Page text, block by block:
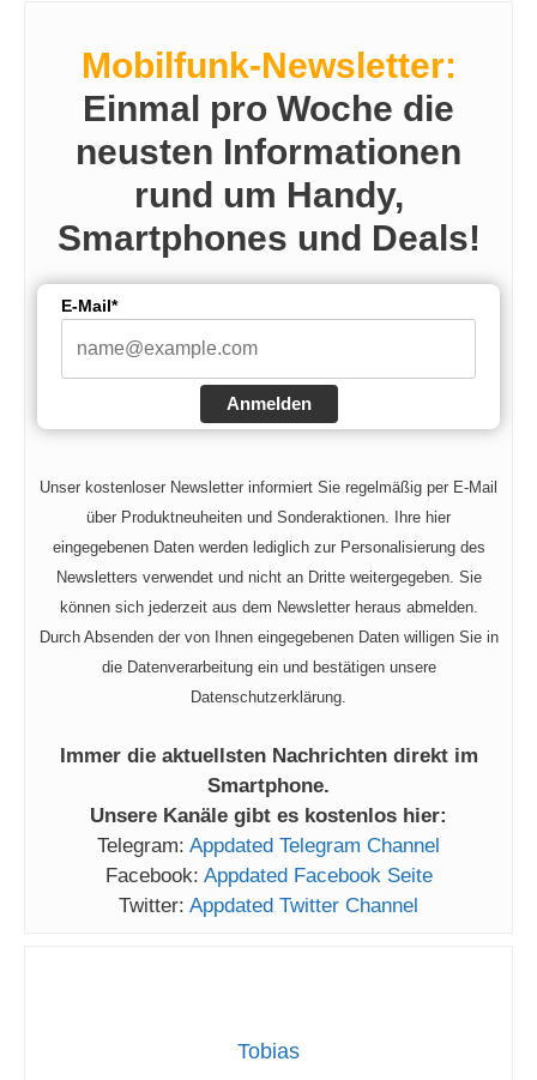
Mobilfunk-Newsletter:
Einmal pro Woche die
neusten Informationen
rund um Handy,
Smartphones und Deals!
E-Mail*
Anmelden
Unser kostenloser Newsletter informiert Sie regelmäßig per E-Mail
über Produktneuheiten und Sonderaktionen. Ihre hier
eingegebenen Daten werden lediglich zur Personalisierung des
Newsletters verwendet und nicht an Dritte weitergegeben. Sie
können sich jederzeit aus dem Newsletter heraus abmelden.
Durch Absenden der von Ihnen eingegebenen Daten willigen Sie in
die Datenverarbeitung ein und bestätigen unsere
Datenschutzerklärung.
Immer die aktuellsten Nachrichten direkt im
Smartphone.
Unsere Kanäle gibt es kostenlos hier:
Telegram: Appdated Telegram Channel
Facebook: Appdated Facebook Seite
Twitter: Appdated Twitter Channel
Tobias